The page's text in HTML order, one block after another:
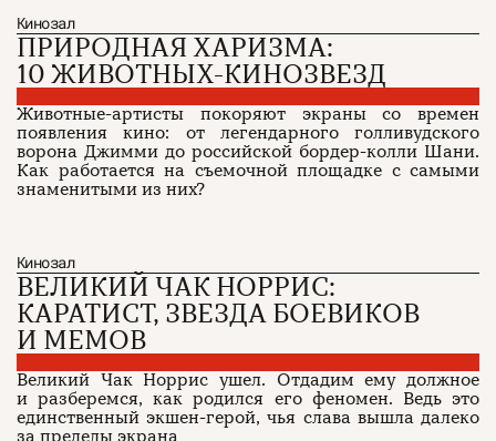
Кинозал
ПРИРОДНАЯ ХАРИЗМА:
10 ЖИВОТНЫХ-КИНОЗВЕЗД
Животные-артисты покоряют экраны со времен
появления кино: от легендарного голливудского
ворона Джимми до российской бордер-колли Шани.
Как работается на съемочной площадке с самыми
знаменитыми из них?
Кинозал
ВЕЛИКИЙ ЧАК НОРРИС:
КАРАТИСТ, ЗВЕЗДА БОЕВИКОВ
И МЕМОВ
Великий Чак Норрис ушел. Отдадим ему должное
и разберемся, как родился его феномен. Ведь это
единственный экшен-герой, чья слава вышла далеко
за пределы экрана
О проекте
Команда
Авторы
Подписаться на журнал
ЧТИВО ДОМ
YouTube
Telegram
Пользовательское соглашение
Политика конфиденциальности
16+
(c) ЧТИВО 2026. Все права защищены
Разработка:Astroshock